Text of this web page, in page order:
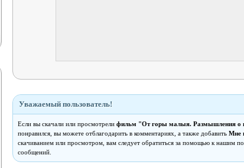
Уважаемый пользователь!
Если вы скачали или просмотрели фильм "От горы малыя. Размышления о
понравился, вы можете отблагодарить в комментариях, а также добавить Мне
скачиванием или просмотром, вам следует обратиться за помощью к нашим
сообщений.